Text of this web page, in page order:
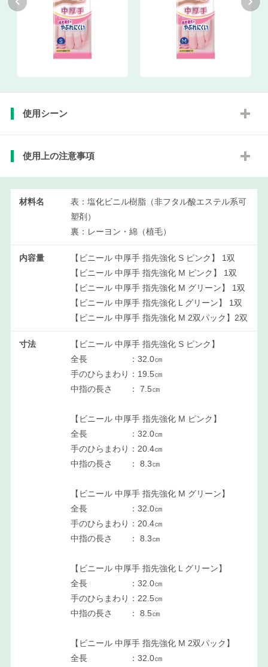
使用シーン
使用上の注意事項
材料名
表：塩化ビニル樹脂（非フタル酸エステル系可
塑剤）
裏：レーヨン・綿（植毛）
内容量
【ビニール 中厚手 指先強化 S ピンク】 1双
【ビニール 中厚手 指先強化 M ピンク】 1双
【ビニール 中厚手 指先強化 M グリーン】 1双
【ビニール 中厚手 指先強化 L グリーン】 1双
【ビニール 中厚手 指先強化 M 2双パック】2双
寸法
【ビニール 中厚手 指先強化 S ピンク】
全長 ：32.0㎝
手のひらまわり：19.5㎝
中指の長さ ： 7.5㎝
【ビニール 中厚手 指先強化 M ピンク】
全長 ：32.0㎝
手のひらまわり：20.4㎝
中指の長さ ： 8.3㎝
【ビニール 中厚手 指先強化 M グリーン】
全長 ：32.0㎝
手のひらまわり：20.4㎝
中指の長さ ： 8.3㎝
【ビニール 中厚手 指先強化 L グリーン】
全長 ：32.0㎝
手のひらまわり：22.5㎝
中指の長さ ： 8.5㎝
【ビニール 中厚手 指先強化 M 2双パック】
全長 ：32.0㎝